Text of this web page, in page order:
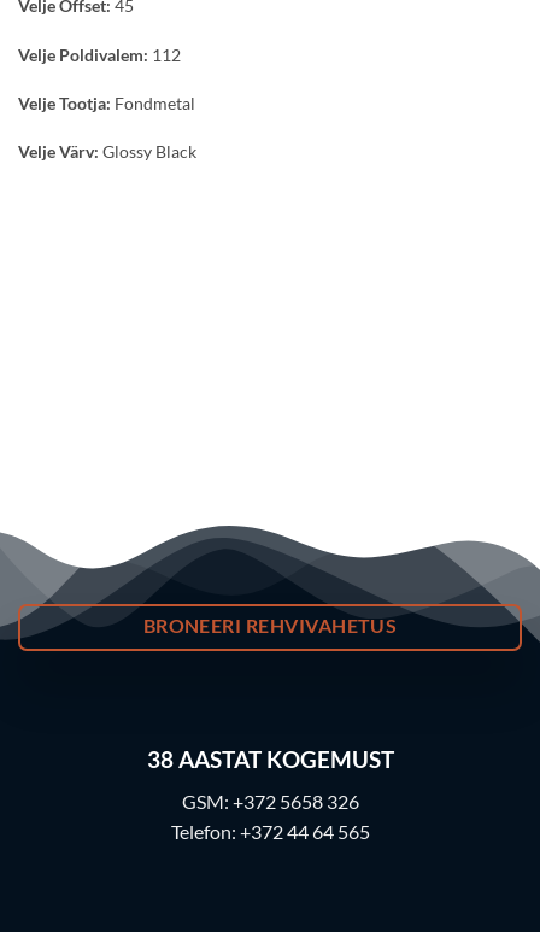
Velje Offset: 45
Velje Poldivalem: 112
Velje Tootja: Fondmetal
Velje Värv: Glossy Black
BRONEERI REHVIVAHETUS
38AASTAT KOGEMUST
GSM: +372 5658 326
Telefon: +372 44 64 565